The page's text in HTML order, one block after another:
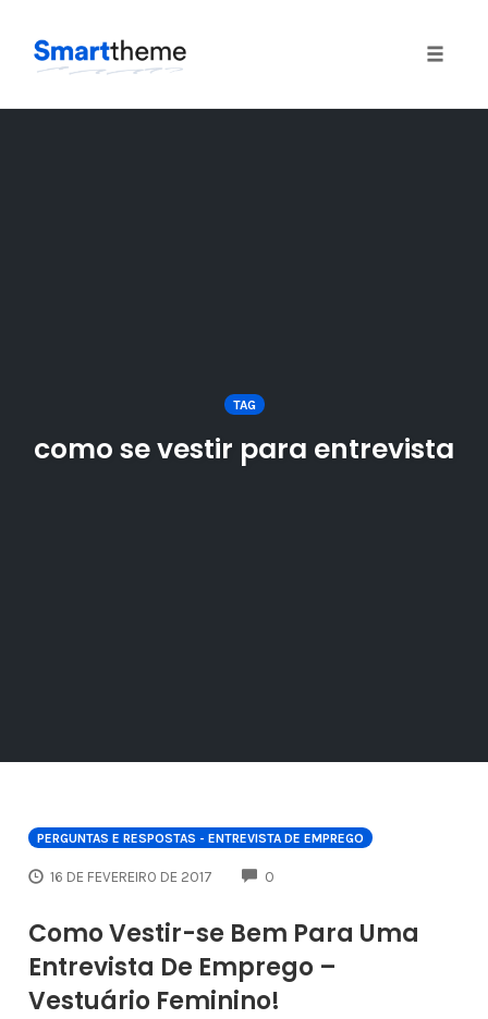
TAG
como se vestir para entrevista
PERGUNTAS E RESPOSTAS - ENTREVISTA DE EMPREGO
16 DE FEVEREIRO DE 2017 0
Como Vestir-se Bem Para Uma
Entrevista De Emprego –
Vestuário Feminino!